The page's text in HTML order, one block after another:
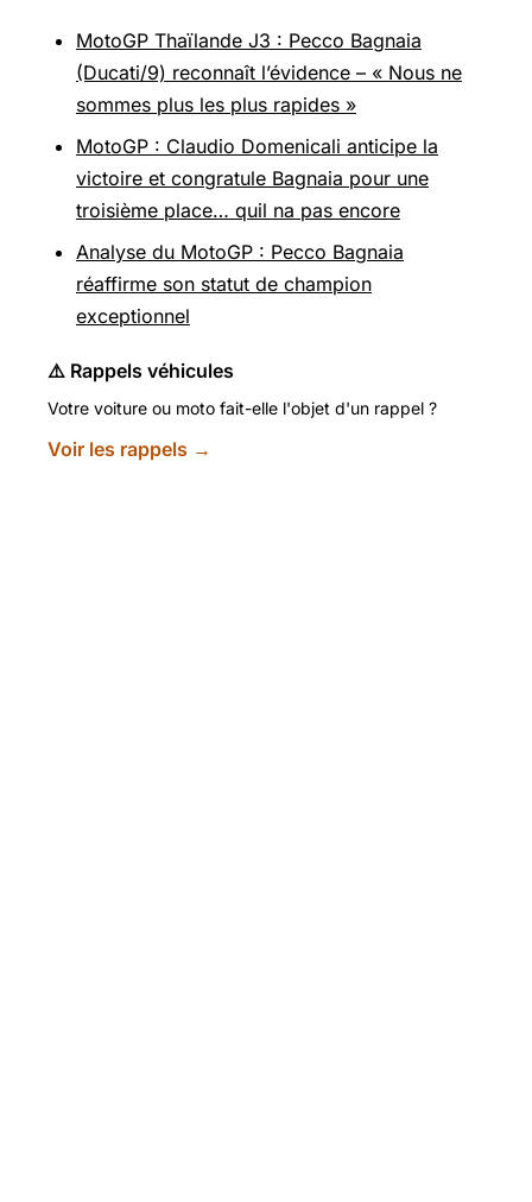
MotoGP Thaïlande J3 : Pecco Bagnaia
(Ducati/9) reconnaît l’évidence – « Nous ne
sommes plus les plus rapides »
MotoGP : Claudio Domenicali anticipe la
victoire et congratule Bagnaia pour une
troisième place… quil na pas encore
Analyse du MotoGP : Pecco Bagnaia
réaffirme son statut de champion
exceptionnel
⚠️ Rappels véhicules
Votre voiture ou moto fait-elle l'objet d'un rappel ?
Voir les rappels →